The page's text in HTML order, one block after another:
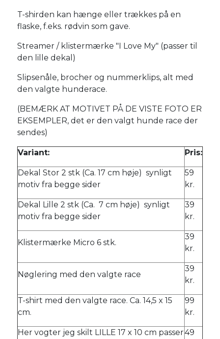
T-shirden kan hænge eller trækkes på en
flaske, f.eks. rødvin som gave.
Streamer / klistermærke "I Love My" (passer til
den lille dekal)
Slipsenåle, brocher og nummerklips, alt med
den valgte hunderace.
(BEMÆRK AT MOTIVET PÅ DE VISTE FOTO ER
EKSEMPLER, det er den valgt hunde race der
sendes)
Variant: Pris:
Dekal Stor 2 stk (Ca. 17 cm høje) synligt
motiv fra begge sider
59
kr.
Dekal Lille 2 stk (Ca. 7 cm høje) synligt
motiv fra begge sider
39
kr.
Klistermærke Micro 6 stk.
39
kr.
Nøglering med den valgte race
39
kr.
T-shirt med den valgte race. Ca. 14,5 x 15
cm.
99
kr.
Her vogter jeg skilt LILLE 17 x 10 cm passer49